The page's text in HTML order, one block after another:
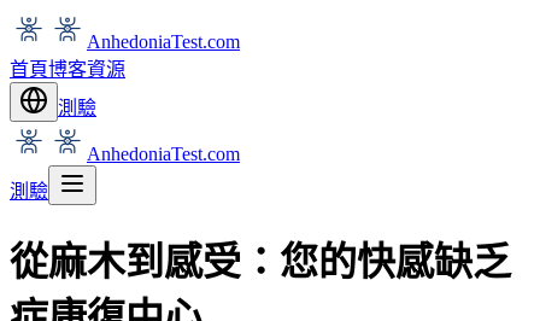
AnhedoniaTest.com
首頁博客資源
測驗
AnhedoniaTest.com
測驗
從麻木到感受：您的快感缺乏